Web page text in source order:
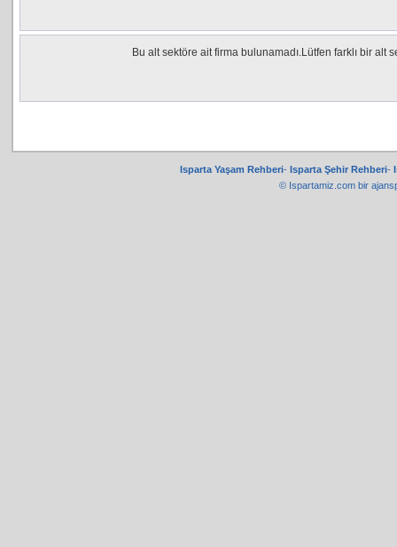
Bu alt sektöre ait firma bulunamadı.Lütfen farklı bir
Isparta Yaşam Rehberi- Isparta Şehir Rehberi-
© Ispartamiz.com bir